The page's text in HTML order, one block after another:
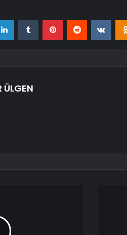
LinkedInTumblr PinterestReddit
ÜLGEN